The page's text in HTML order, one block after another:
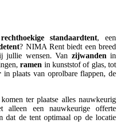
standaardtent, een
? NIMA Rent biedt een breed
jullie wensen. Van zijwanden in
ramen in kunststof of glas, tot
in plaats van oprolbare flappen, de
komen ter plaatse alles nauwkeurig
alleen een nauwkeurige offerte
dat de tent optimaal op de locatie